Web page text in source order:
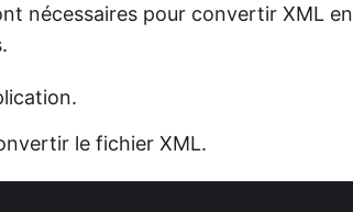
nécessaires pour convertir XML en
le fichier XML.